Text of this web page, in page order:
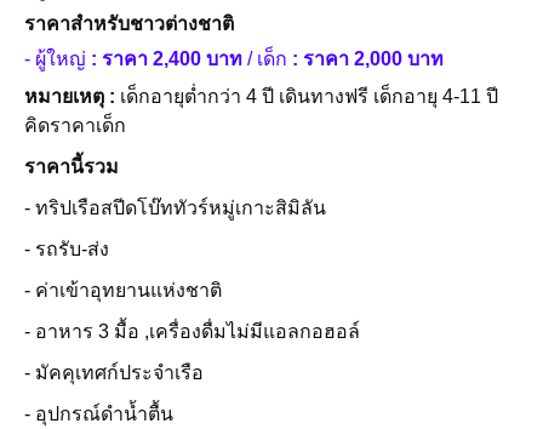
ราคาสำหรับชาวต่างชาติ
- ผู้ใหญ่ : ราคา 2,400 บาท / เด็ก : ราคา 2,000 บาท
หมายเหตุ : เด็กอายุต่ำกว่า 4 ปี เดินทางฟรี เด็กอายุ 4-11 ปี
คิดราคาเด็ก
ราคานี้รวม
- ทริปเรือสปีดโบ๊ททัวร์หมู่เกาะสิมิลัน
- รถรับ-ส่ง
- ค่าเข้าอุทยานแห่งชาติ
- อาหาร 3 มื้อ ,เครื่องดื่มไม่มีแอลกอฮอล์
- มัคคุเทศก์ประจำเรือ
- อุปกรณ์ดำน้ำตื้น